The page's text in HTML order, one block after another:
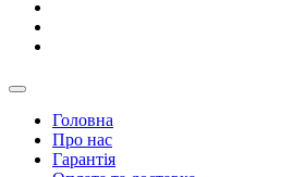
Головна
Про нас
Гарантія